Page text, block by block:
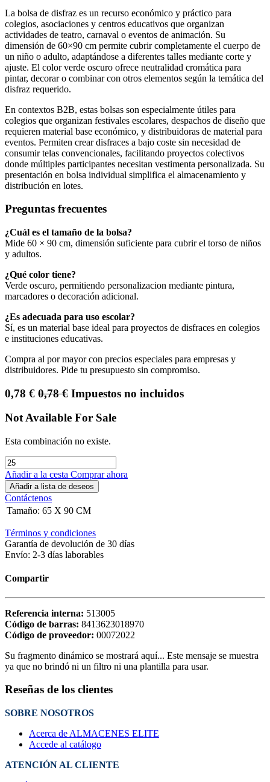
La bolsa de disfraz es un recurso económico y práctico para
colegios, asociaciones y centros educativos que organizan
actividades de teatro, carnaval o eventos de animación. Su
dimensión de 60×90 cm permite cubrir completamente el cuerpo de
un niño o adulto, adaptándose a diferentes talles mediante corte y
ajuste. El color verde oscuro ofrece neutralidad cromática para
pintar, decorar o combinar con otros elementos según la temática del
disfraz requerido.
En contextos B2B, estas bolsas son especialmente útiles para
colegios que organizan festivales escolares, despachos de diseño que
requieren material base económico, y distribuidoras de material para
eventos. Permiten crear disfraces a bajo coste sin necesidad de
consumir telas convencionales, facilitando proyectos colectivos
donde múltiples participantes necesitan vestimenta personalizada. Su
presentación en bolsa individual simplifica el almacenamiento y
distribución en lotes.
Preguntas frecuentes
¿Cuál es el tamaño de la bolsa?
Mide 60 × 90 cm, dimensión suficiente para cubrir el torso de niños
y adultos.
¿Qué color tiene?
Verde oscuro, permitiendo personalizacion mediante pintura,
marcadores o decoración adicional.
¿Es adecuada para uso escolar?
Sí, es un material base ideal para proyectos de disfraces en colegios
e instituciones educativas.
Compra al por mayor con precios especiales para empresas y
distribuidores. Pide tu presupuesto sin compromiso.
0,78 € 0,78€ Impuestos no incluidos
Not Available For Sale
Esta combinación no existe.
Añadir a la cesta Comprar ahora
Añadir a lista de deseos
Contáctenos
Tamaño: 65 X 90 CM
Términos y condiciones
Garantía de devolución de 30 días
Envío: 2-3 días laborables
Compartir
Referencia interna: 513005
Código de barras: 8413623018970
Código de proveedor: 00072022
Su fragmento dinámico se mostrará aquí... Este mensaje se muestra
ya que no brindó ni un filtro ni una plantilla para usar.
Reseñas de los clientes
SOBRE NOSOTROS
Acerca de ALMACENES ELITE
Accede al catálogo
ATENCIÓN AL CLIENTE